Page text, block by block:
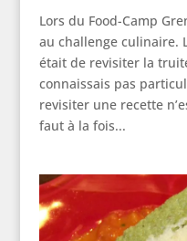
Lors du Food-Camp
au challenge culinaire.
était de revisiter la
connaissais pas
revisiter une recette
faut à la fois...